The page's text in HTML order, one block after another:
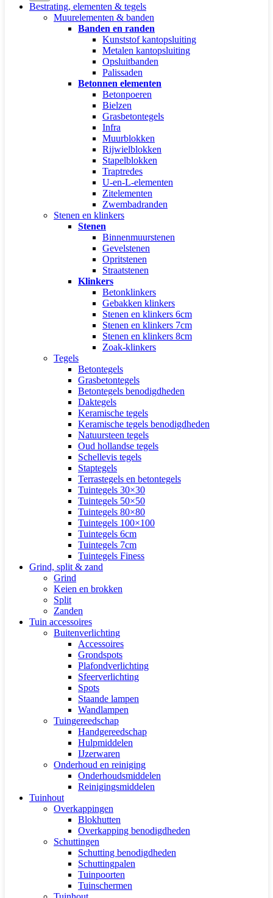
Bestrating, elementen & tegels
Muurelementen & banden
Banden en randen
Kunststof kantopsluiting
Metalen kantopsluiting
Opsluitbanden
Palissaden
Betonnen elementen
Betonpoeren
Bielzen
Grasbetontegels
Infra
Muurblokken
Rijwielblokken
Stapelblokken
Traptredes
U-en-L-elementen
Zitelementen
Zwembadranden
Stenen en klinkers
Stenen
Binnenmuurstenen
Gevelstenen
Opritstenen
Straatstenen
Klinkers
Betonklinkers
Gebakken klinkers
Stenen en klinkers 6cm
Stenen en klinkers 7cm
Stenen en klinkers 8cm
Zoak-klinkers
Tegels
Betontegels
Grasbetontegels
Betontegels benodigdheden
Daktegels
Keramische tegels
Keramische tegels benodigdheden
Natuursteen tegels
Oud hollandse tegels
Schellevis tegels
Staptegels
Terrastegels en betontegels
Tuintegels 30×30
Tuintegels 50×50
Tuintegels 80×80
Tuintegels 100×100
Tuintegels 6cm
Tuintegels 7cm
Tuintegels Finess
Grind, split & zand
Grind
Keien en brokken
Split
Zanden
Tuin accessoires
Buitenverlichting
Accessoires
Grondspots
Plafondverlichting
Sfeerverlichting
Spots
Staande lampen
Wandlampen
Tuingereedschap
Handgereedschap
Hulpmiddelen
IJzerwaren
Onderhoud en reiniging
Onderhoudsmiddelen
Reinigingsmiddelen
Tuinhout
Overkappingen
Blokhutten
Overkapping benodigdheden
Schuttingen
Schutting benodigdheden
Schuttingpalen
Tuinpoorten
Tuinschermen